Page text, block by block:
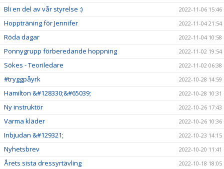
Bli en del av vår styrelse :) 2022-11-06 15:46
Hoppträning för Jennifer 2022-11-04 21:54
Röda dagar 2022-11-04 10:58
Ponnygrupp förberedande hoppning 2022-11-02 19:54
Sökes - Teoriledare 2022-11-02 06:38
#tryggpåyrk 2022-10-28 14:59
Hamilton &#128330;&#65039; 2022-10-28 10:31
Ny instruktör 2022-10-26 17:43
Varma kläder 2022-10-26 10:36
Inbjudan &#129321; 2022-10-23 14:15
Nyhetsbrev 2022-10-20 11:41
Årets sista dressyrtävling 2022-10-18 18:05